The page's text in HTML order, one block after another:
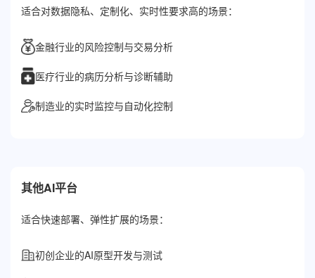
适合对数据隐私、定制化、实时性要求高的场景：
金融行业的风险控制与交易分析
医疗行业的病历分析与诊断辅助
制造业的实时监控与自动化控制
其他AI平台
适合快速部署、弹性扩展的场景：
初创企业的AI原型开发与测试